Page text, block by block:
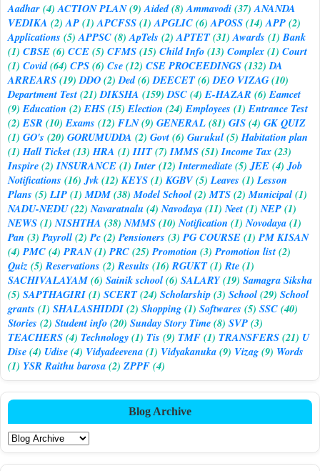
Aadhar(4) ACTION PLAN(9) Aided(8) Ammavodi(37) ANANDA
VEDIKA (2) AP(1) APCFSS(1) APGLIC(6) APOSS(14) APP(2)
Applications (5) APPSC(8) ApTels (2) APTET(31) Awards (1) Bank
(1) CBSE(6) CCE(5) CFMS(15) Child Info(13) Complex(1) Court
(1) Covid(64) CPS(6) Cse(12) CSE PROCEEDINGS(132) DA
ARREARS(19) DDO(2) Ded(6) DEECET(6) DEO VIZAG(10)
Department Test(21) DIKSHA (159) DSC(4) E-HAZAR (6) Eamcet
(9) Education (2) EHS(15) Election (24) Employees (1) Entrance Test
(2) ESR (10) Exams (12) FLN(9) GENERAL(81) GIS(4) GK QUIZ
(1) GO's (20) GORUMUDDA (2) Govt(6) Gurukul(5) Habitation plan
(1) Hall Ticket(13) HRA (1) IIIT(7) IMMS(51) Income Tax(23)
Inspire(2) INSURANCE(1) Inter(12) Intermediate(5) JEE(4) Job
Notifications (16) Jvk(12) KEYS(1) KGBV(5) Leaves (1) Lesson
Plans (5) LIP(1) MDM(38) Model School(2) MTS(2) Municipal(1)
NADU-NEDU(22) Navaratnalu (4) Navodaya(11) Neet(1) NEP(1)
NEWS(1) NISHTHA (38) NMMS(10) Notification (1) Novodaya(1)
Pan (3) Payroll(2) Pc(2) Pensioners (3) PG COURSE(1) PM KISAN
(4) PMC(4) PRAN(1) PRC(25) Promotion (3) Promotion list(2)
Quiz(5) Reservations (2) Results (16) RGUKT(1) Rte(1)
SACHIVALAYAM(6) Sainik school(6) SALARY(19) Samagra Siksha
(5) SAPTHAGIRI(1) SCERT(24) Scholarship(3) School(29) School
grants (1) SHALASHIDDI(2) Shopping(1) Softwares (5) SSC(40)
Stories (2) Student info(20) Sunday Story Time(8) SVP(3)
TEACHERS(4) Technology(1) Tis (9) TMF(1) TRANSFERS(21) U
Dise(4) Udise(4) Vidyadeevena(1) Vidyakanuka(9) Vizag(9) Words
(1) YSR Raithu barosa(2) ZPPF(4)
Blog Archive